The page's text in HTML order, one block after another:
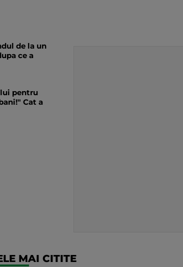
de la un
ce a
pentru
Cat a
MAI CITITE